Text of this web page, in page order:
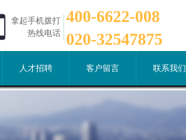
拿起手机拨打
热线电话
人才招聘 客户留言 联系我们
400-6622-008
020-32547875